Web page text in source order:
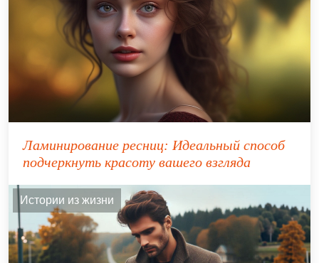
Ламинирование ресниц: Идеальный способ
подчеркнуть красоту вашего взгляда
Истории из жизни